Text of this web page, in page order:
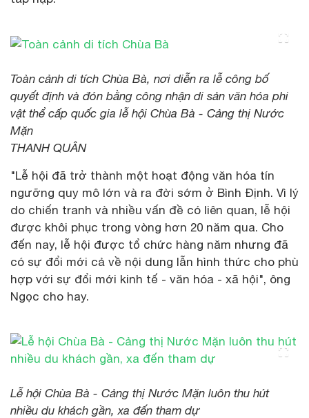
Toàn cảnh di tích Chùa Bà, nơi diễn ra lễ công bố
quyết định và đón bằng công nhận di sản văn hóa phi
vật thể cấp quốc gia lễ hội Chùa Bà - Cảng thị Nước
Mặn
THANH QUÂN
"Lễ hội đã trở thành một hoạt động văn hóa tín
ngưỡng quy mô lớn và ra đời sớm ở Bình Định. Vì lý
do chiến tranh và nhiều vấn đề có liên quan, lễ hội
được khôi phục trong vòng hơn 20 năm qua. Cho
đến nay, lễ hội được tổ chức hàng năm nhưng đã
có sự đổi mới cả về nội dung lẫn hình thức cho phù
hợp với sự đổi mới kinh tế - văn hóa - xã hội", ông
Ngọc cho hay.
Lễ hội Chùa Bà - Cảng thị Nước Mặn luôn thu hút
nhiều du khách gần, xa đến tham dự